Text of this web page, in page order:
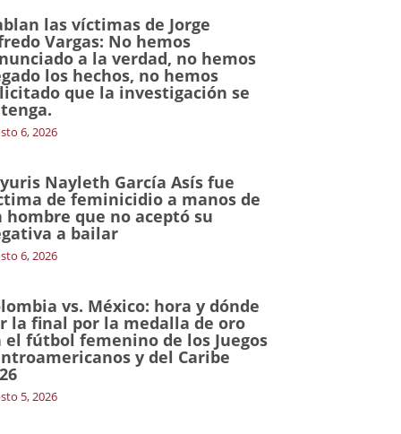
las víctimas de Jorge
Vargas: No hemos
a la verdad, no hemos
los hechos, no hemos
que la investigación se
6, 2026
Nayleth García Asís fue
de feminicidio a manos de
hombre que no aceptó su
a bailar
6, 2026
vs. México: hora y dónde
la final por la medalla de oro
el fútbol femenino de los Juegos
y del Caribe
5, 2026